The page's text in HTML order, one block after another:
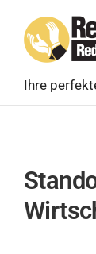
content
Ihre